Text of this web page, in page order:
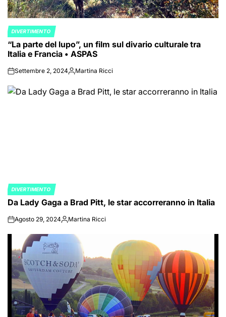
POSTED
IN
DIVERTIMENTO
“La parte del lupo”, un film sul divario culturale tra
Italia e Francia • ASPAS
onSettembre 2, 2024PostedMartina Ricci
POSTED
IN
DIVERTIMENTO
Da Lady Gaga a Brad Pitt, le star accorreranno in Italia
onAgosto 29, 2024PostedMartina Ricci